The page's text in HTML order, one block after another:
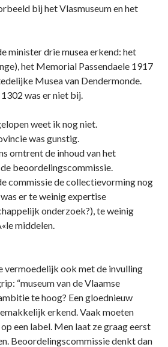
bij het Vlasmuseum en het
minister drie musea erkend: het
het Memorial Passendaele 1917
Musea van Dendermonde.
was er niet bij.
weet ik nog niet.
was gunstig.
omtrent de inhoud van het
beoordelingscommissie.
commissie de collectievorming nog
er te weinig expertise
onderzoek?), te weinig
middelen.
vermoedelijk ook met de invulling
“museum van de Vlaamse
te hoog? Een gloednieuw
erkend. Vaak moeten
een label. Men laat ze graag eerst
Beoordelingscommissie denkt dan